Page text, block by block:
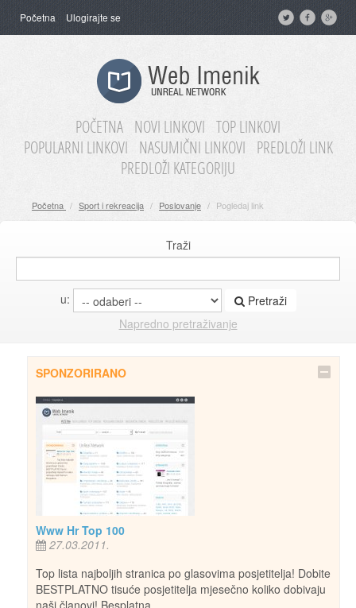
Početna Ulogirajte se
POČETNA NOVI LINKOVI TOP LINKOVI
POPULARNI LINKOVI
NASUMIČNI LINKOVI
PREDLOŽI LINK
PREDLOŽI KATEGORIJU
Početna / Sport i rekreacija / Poslovanje / Pogledaj link
Traži
u:
Pretraži
Napredno pretraživanje
SPONZORIRANO
Www Hr Top 100
27.03.2011.
Top lista najboljih stranica po glasovima posjetitelja! Dobite
BESTPLATNO tisuće posjetitelja mjesečno koliko dobivaju
naši članovi! Besplatna...